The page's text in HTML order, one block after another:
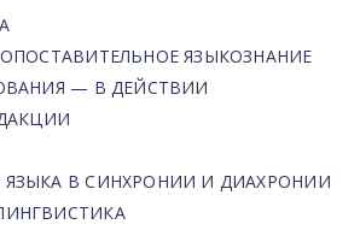
ЯЗЫКОЗНАНИЕ
— В ДЕЙСТВИИ
ЯЗЫКА В СИНХРОНИИ И ДИАХРОНИИ